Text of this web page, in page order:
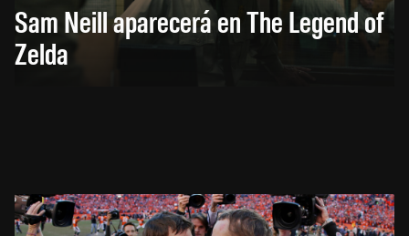
Sam Neill aparecerá en The Legend of
Zelda